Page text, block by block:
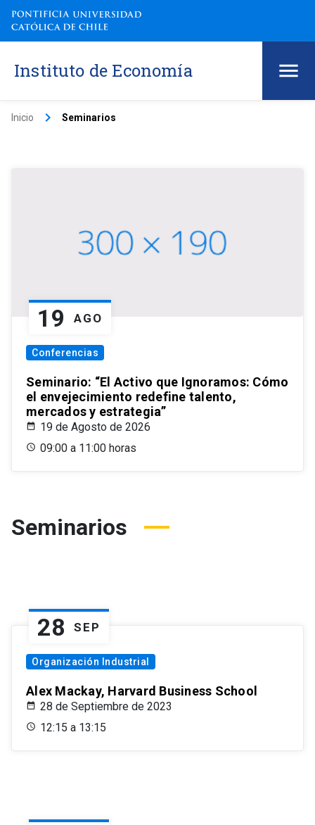
Instituto de Economía
Inicio keyboard_arrow_right Seminarios
19 AGO
Conferencias
Seminario: “El Activo que Ignoramos: Cómo
el envejecimiento redefine talento,
mercados y estrategia”
19 de Agosto de 2026
09:00 a 11:00 horas
Seminarios
28 SEP
Organización Industrial
Alex Mackay, Harvard Business School
28 de Septiembre de 2023
12:15 a 13:15